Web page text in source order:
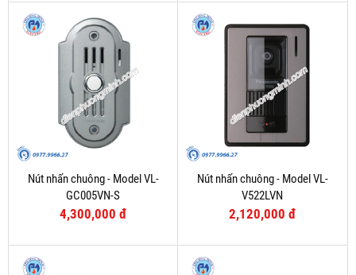
Nút nhấn chuông - Model VL-
GC005VN-S
4,300,000 đ
Nút nhấn chuông - Model VL-
V522LVN
2,120,000 đ